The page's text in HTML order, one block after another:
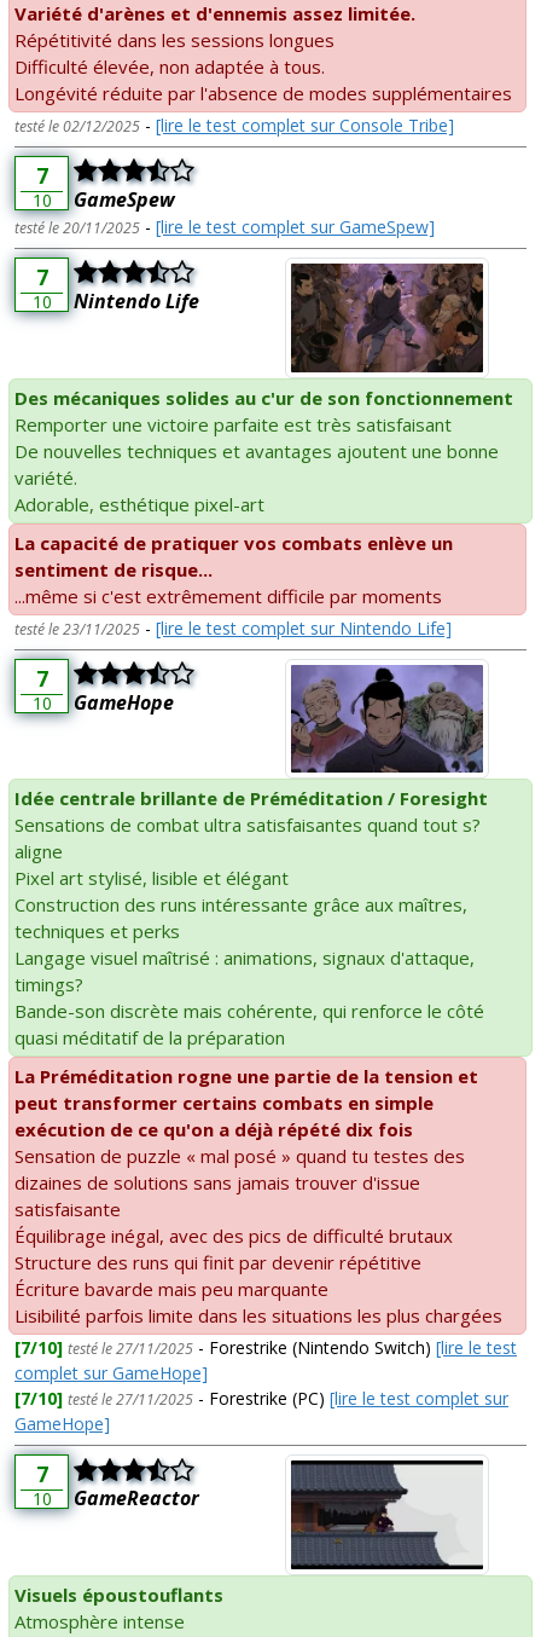
Variété d'arènes et d'ennemis assez limitée.
Répétitivité dans les sessions longues
Difficulté élevée, non adaptée à tous.
Longévité réduite par l'absence de modes supplémentaires
testé le 02/12/2025 - [lire le test complet sur Console Tribe]
7
10 GameSpew
testé le 20/11/2025 - [lire le test complet sur GameSpew]
7
10 Nintendo Life
Des mécaniques solides au c'ur de son fonctionnement
Remporter une victoire parfaite est très satisfaisant
De nouvelles techniques et avantages ajoutent une bonne
variété.
Adorable, esthétique pixel-art
La capacité de pratiquer vos combats enlève un
sentiment de risque...
...même si c'est extrêmement difficile par moments
testé le 23/11/2025 - [lire le test complet sur Nintendo Life]
7
10 GameHope
Idée centrale brillante de Préméditation / Foresight
Sensations de combat ultra satisfaisantes quand tout s?
aligne
Pixel art stylisé, lisible et élégant
Construction des runs intéressante grâce aux maîtres,
techniques et perks
Langage visuel maîtrisé : animations, signaux d'attaque,
timings?
Bande-son discrète mais cohérente, qui renforce le côté
quasi méditatif de la préparation
La Préméditation rogne une partie de la tension et
peut transformer certains combats en simple
exécution de ce qu'on a déjà répété dix fois
Sensation de puzzle « mal posé » quand tu testes des
dizaines de solutions sans jamais trouver d'issue
satisfaisante
Équilibrage inégal, avec des pics de difficulté brutaux
Structure des runs qui finit par devenir répétitive
Écriture bavarde mais peu marquante
Lisibilité parfois limite dans les situations les plus chargées
[7/10] testé le 27/11/2025 - Forestrike (Nintendo Switch) [lire le test
complet sur GameHope]
[7/10] testé le 27/11/2025 - Forestrike (PC) [lire le test complet sur
GameHope]
7
10 GameReactor
Visuels époustouflants
Atmosphère intense